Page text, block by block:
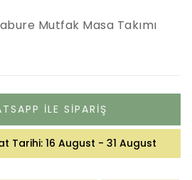
Mutfak Masa Takımı
ILE SIPARIŞ
Tarihi: 16 August - 31 August